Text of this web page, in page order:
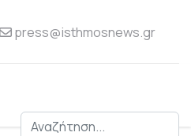
press@isthmosnews.gr
Αναζήτηση